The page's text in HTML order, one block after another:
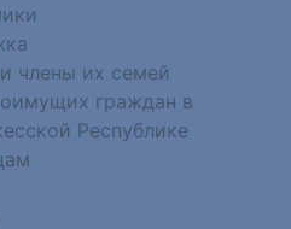
члены их семей
граждан в
Республике